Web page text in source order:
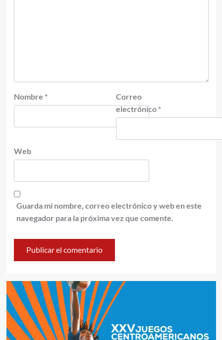
Nombre *
Correo
electrónico *
Web
Guarda mi nombre, correo electrónico y web en este
navegador para la próxima vez que comente.